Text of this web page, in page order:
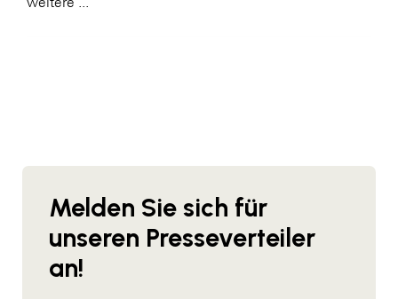
Melden Sie sich für
unseren Presseverteiler
an!